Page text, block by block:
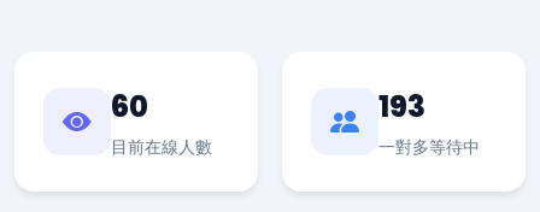
60
目前在線人數
193
一對多等待中